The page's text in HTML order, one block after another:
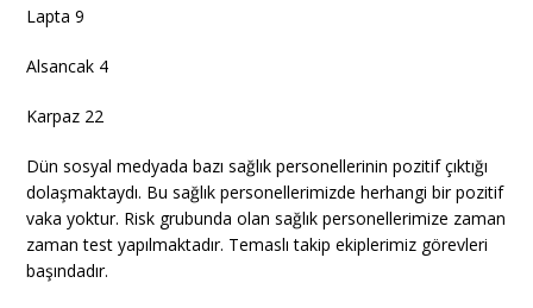
Lapta 9
Alsancak 4
Karpaz 22
Dün sosyal medyada bazı sağlık personellerinin pozitif çıktığı
dolaşmaktaydı. Bu sağlık personellerimizde herhangi bir pozitif
vaka yoktur. Risk grubunda olan sağlık personellerimize zaman
zaman test yapılmaktadır. Temaslı takip ekiplerimiz görevleri
başındadır.